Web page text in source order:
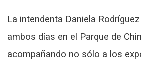
La intendenta Daniela
ambos días en el Parque de
acompañando no sólo a los